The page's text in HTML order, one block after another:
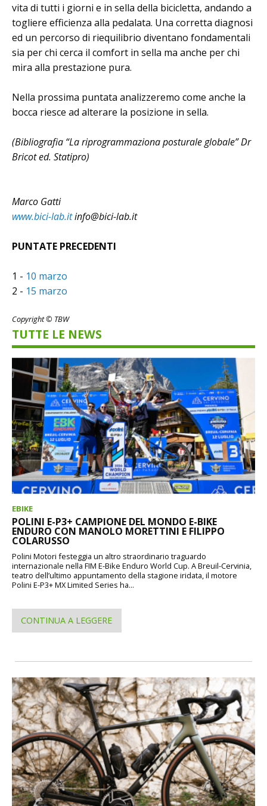
vita di tutti i giorni e in sella della bicicletta, andando a
togliere efficienza alla pedalata. Una corretta diagnosi
ed un percorso di riequilibrio diventano fondamentali
sia per chi cerca il comfort in sella ma anche per chi
mira alla prestazione pura.
Nella prossima puntata analizzeremo come anche la
bocca riesce ad alterare la posizione in sella.
(Bibliografia “La riprogrammaziona posturale globale” Dr
Bricot ed. Statipro)
Marco Gatti
www.bici-lab.itinfo@bici-lab.it
PUNTATE PRECEDENTI
1 - 10 marzo
2 - 15 marzo
Copyright © TBW
TUTTE LE NEWS
EBIKE
POLINI E-P3+ CAMPIONE DEL MONDO E-BIKE
ENDURO CON MANOLO MORETTINI E FILIPPO
COLARUSSO
Polini Motori festeggia un altro straordinario traguardo
internazionale nella FIM E-Bike Enduro World Cup. A Breuil-Cervinia,
teatro dell’ultimo appuntamento della stagione iridata, il motore
Polini E-P3+ MX Limited Series ha...
CONTINUA A LEGGERE